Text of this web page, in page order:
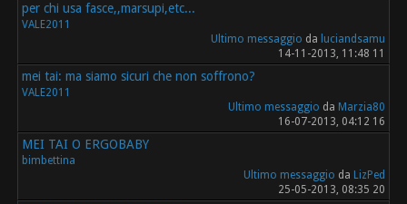
per chi usa fasce,,marsupi,etc...
VALE2011
Ultimo messaggio da luciandsamu
14-11-2013, 11:48 11
mei tai: ma siamo sicuri che non soffrono?
VALE2011
Ultimo messaggio da Marzia80
16-07-2013, 04:12 16
MEI TAI O ERGOBABY
bimbettina
Ultimo messaggio da LizPed
25-05-2013, 08:35 20